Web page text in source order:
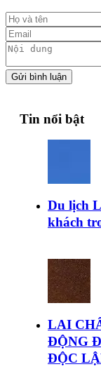
Gửi bình luận
Tin nổi bật
Du lịch
khách
LAI
ĐỘNG
ĐỘC